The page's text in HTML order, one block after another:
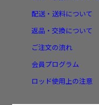
配送・送料について
返品・交換について
ご注文の流れ
会員プログラム
ロッド使用上の注意